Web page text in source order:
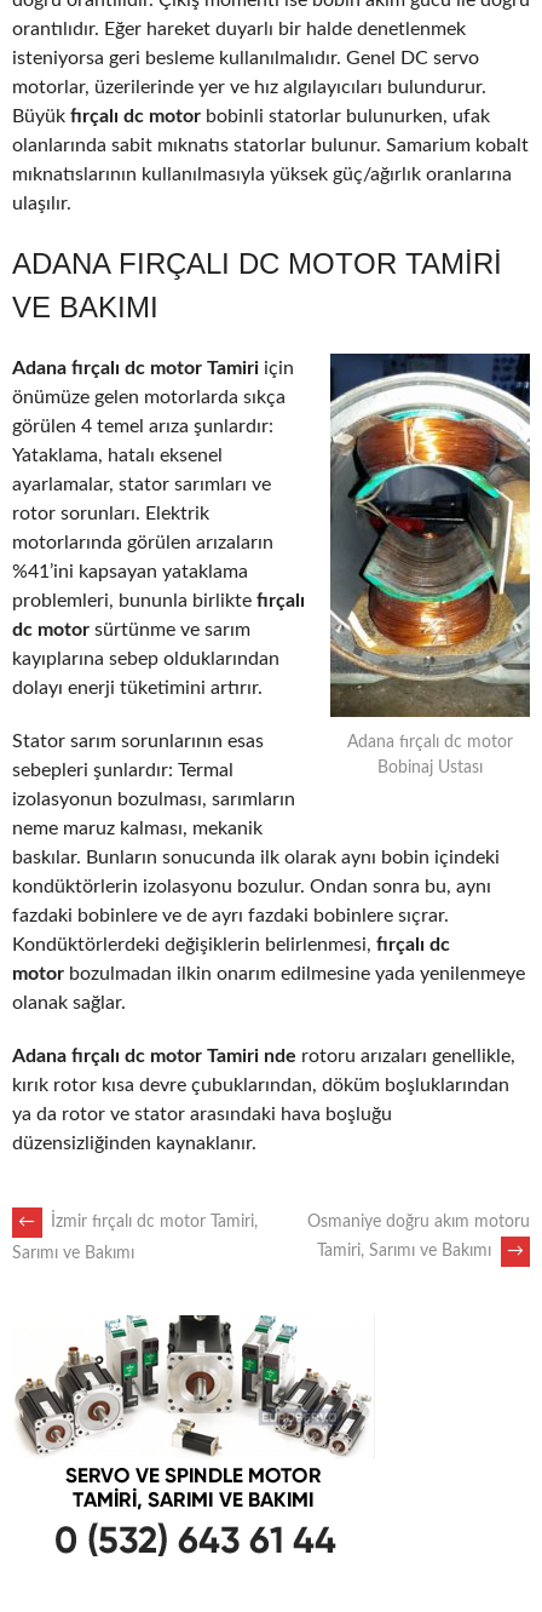
orantılıdır. Eğer hareket duyarlı bir halde denetlenmek
isteniyorsa geri besleme kullanılmalıdır. Genel DC servo
motorlar, üzerilerinde yer ve hız algılayıcıları bulundurur.
Büyük fırçalı dc motor bobinli statorlar bulunurken, ufak
olanlarında sabit mıknatıs statorlar bulunur. Samarium kobalt
mıknatıslarının kullanılmasıyla yüksek güç/ağırlık oranlarına
ulaşılır.
ADANA FIRÇALI DC MOTOR TAMIRI
VE BAKIMI
Adana fırçalı dc motor
Bobinaj Ustası
Adana fırçalı dc motor Tamiri için
önümüze gelen motorlarda sıkça
görülen 4 temel arıza şunlardır:
Yataklama, hatalı eksenel
ayarlamalar, stator sarımları ve
rotor sorunları. Elektrik
motorlarında görülen arızaların
%41’ini kapsayan yataklama
problemleri, bununla birlikte fırçalı
dc motor sürtünme ve sarım
kayıplarına sebep olduklarından
dolayı enerji tüketimini artırır.
Stator sarım sorunlarının esas
sebepleri şunlardır: Termal
izolasyonun bozulması, sarımların
neme maruz kalması, mekanik
baskılar. Bunların sonucunda ilk olarak aynı bobin içindeki
kondüktörlerin izolasyonu bozulur. Ondan sonra bu, aynı
fazdaki bobinlere ve de ayrı fazdaki bobinlere sıçrar.
Kondüktörlerdeki değişiklerin belirlenmesi, fırçalı dc
motor bozulmadan ilkin onarım edilmesine yada yenilenmeye
olanak sağlar.
Adana fırçalı dc motor Tamiri nde rotoru arızaları genellikle,
kırık rotor kısa devre çubuklarından, döküm boşluklarından
ya da rotor ve stator arasındaki hava boşluğu
düzensizliğinden kaynaklanır.
POST
NAVIGATION
←
İzmir fırçalı dc motor Tamiri,
Sarımı ve Bakımı
Osmaniye doğru akım motoru
Tamiri, Sarımı ve Bakımı
→